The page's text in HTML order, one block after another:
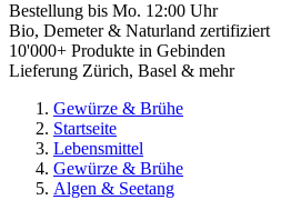
Bestellung bis Mo. 12:00 Uhr
Bio, Demeter & Naturland zertifiziert
10'000+ Produkte in Gebinden
Lieferung Zürich, Basel & mehr
Gewürze & Brühe
Startseite
Lebensmittel
Gewürze & Brühe
Algen & Seetang